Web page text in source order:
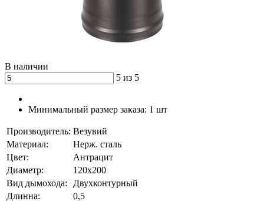
В наличии
5 из 5
Минимальный размер заказа: 1 шт
Производитель: Везувий
Материал:
Нерж. сталь
Цвет:
Антрацит
Диаметр:
120х200
Вид дымохода:
Двухконтурный
Длинна:
0,5